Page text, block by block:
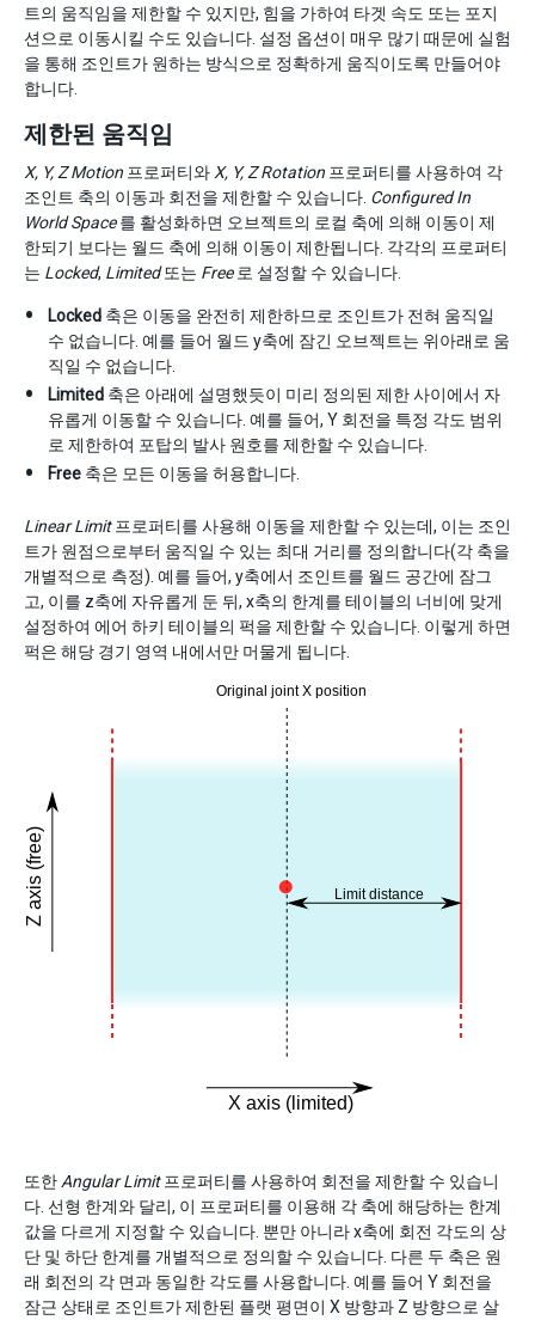
트의 움직임을 제한할 수 있지만, 힘을 가하여 타겟 속도 또는 포지
션으로 이동시킬 수도 있습니다. 설정 옵션이 매우 많기 때문에 실험
을 통해 조인트가 원하는 방식으로 정확하게 움직이도록 만들어야
합니다.
제한된 움직임
X, Y, Z Motion 프로퍼티와X, Y, Z Rotation 프로퍼티를 사용하여 각
조인트 축의 이동과 회전을 제한할 수 있습니다. Configured In
World Space를 활성화하면 오브젝트의 로컬 축에 의해 이동이 제
한되기 보다는 월드 축에 의해 이동이 제한됩니다. 각각의 프로퍼티
는 Locked, Limited또는 Free로 설정할 수 있습니다.
Locked 축은 이동을 완전히 제한하므로 조인트가 전혀 움직일
수 없습니다. 예를 들어 월드 y축에 잠긴 오브젝트는 위아래로 움
직일 수 없습니다.
Limited 축은 아래에 설명했듯이 미리 정의된 제한 사이에서 자
유롭게 이동할 수 있습니다. 예를 들어, Y 회전을 특정 각도 범위
로 제한하여 포탑의 발사 원호를 제한할 수 있습니다.
Free 축은 모든 이동을 허용합니다.
Linear Limit프로퍼티를 사용해 이동을 제한할 수 있는데, 이는 조인
트가 원점으로부터 움직일 수 있는 최대 거리를 정의합니다(각 축을
개별적으로 측정). 예를 들어, y축에서 조인트를 월드 공간에 잠그
고, 이를 z축에 자유롭게 둔 뒤, x축의 한계를 테이블의 너비에 맞게
설정하여 에어 하키 테이블의 퍽을 제한할 수 있습니다. 이렇게 하면
퍽은 해당 경기 영역 내에서만 머물게 됩니다.
또한 Angular Limit프로퍼티를 사용하여 회전을 제한할 수 있습니
다. 선형 한계와 달리, 이 프로퍼티를 이용해 각 축에 해당하는 한계
값을 다르게 지정할 수 있습니다. 뿐만 아니라 x축에 회전 각도의 상
단 및 하단 한계를 개별적으로 정의할 수 있습니다. 다른 두 축은 원
래 회전의 각 면과 동일한 각도를 사용합니다. 예를 들어 Y 회전을
잠근 상태로 조인트가 제한된 플랫 평면이 X 방향과 Z 방향으로 살